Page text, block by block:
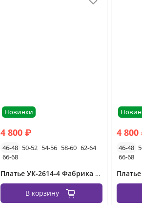
Новинки
4 800 ₽
46-48 50-52 54-56 58-60 62-64
66-68
Платье УК-2614-4 Фабрика Моды
В корзину
4
46-48
66-68